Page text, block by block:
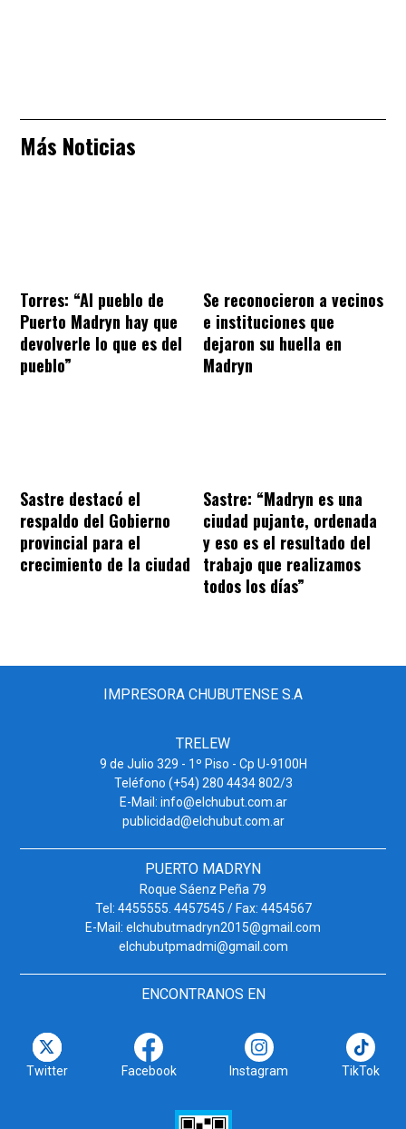
Más Noticias
Torres: “Al pueblo de
Puerto Madryn hay que
devolverle lo que es del
pueblo”
Se reconocieron a vecinos
e instituciones que
dejaron su huella en
Madryn
Sastre destacó el
respaldo del Gobierno
provincial para el
crecimiento de la ciudad
Sastre: “Madryn es una
ciudad pujante, ordenada
y eso es el resultado del
trabajo que realizamos
todos los días”
IMPRESORA CHUBUTENSE S.A
TRELEW
9 de Julio 329 - 1º Piso - Cp U-9100H
Teléfono (+54) 280 4434 802/3
E-Mail: info@elchubut.com.ar
publicidad@elchubut.com.ar
PUERTO MADRYN
Roque Sáenz Peña 79
Tel: 4455555. 4457545 / Fax: 4454567
E-Mail: elchubutmadryn2015@gmail.com
elchubutpmadmi@gmail.com
ENCONTRANOS EN
Twitter Facebook Instagram TikTok